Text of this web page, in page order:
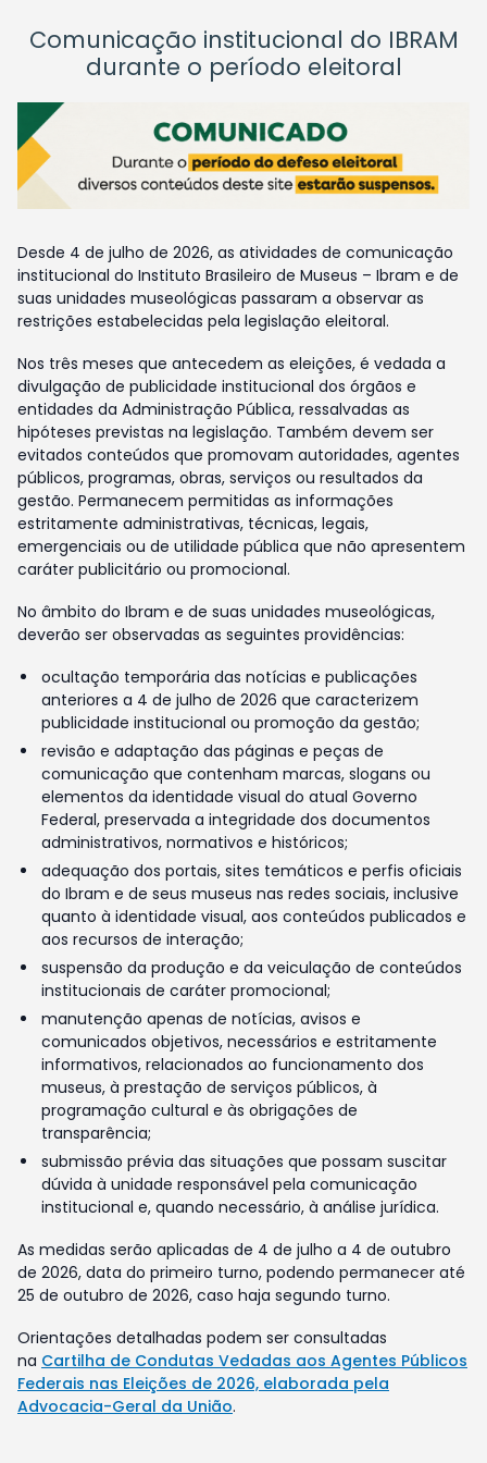
Comunicação institucional do IBRAM
durante o período eleitoral
Desde 4 de julho de 2026, as atividades de comunicação
institucional do Instituto Brasileiro de Museus – Ibram e de
suas unidades museológicas passaram a observar as
restrições estabelecidas pela legislação eleitoral.
Nos três meses que antecedem as eleições, é vedada a
divulgação de publicidade institucional dos órgãos e
entidades da Administração Pública, ressalvadas as
hipóteses previstas na legislação. Também devem ser
evitados conteúdos que promovam autoridades, agentes
públicos, programas, obras, serviços ou resultados da
gestão. Permanecem permitidas as informações
estritamente administrativas, técnicas, legais,
emergenciais ou de utilidade pública que não apresentem
caráter publicitário ou promocional.
No âmbito do Ibram e de suas unidades museológicas,
deverão ser observadas as seguintes providências:
ocultação temporária das notícias e publicações
anteriores a 4 de julho de 2026 que caracterizem
publicidade institucional ou promoção da gestão;
revisão e adaptação das páginas e peças de
comunicação que contenham marcas, slogans ou
elementos da identidade visual do atual Governo
Federal, preservada a integridade dos documentos
administrativos, normativos e históricos;
adequação dos portais, sites temáticos e perfis oficiais
do Ibram e de seus museus nas redes sociais, inclusive
quanto à identidade visual, aos conteúdos publicados e
aos recursos de interação;
suspensão da produção e da veiculação de conteúdos
institucionais de caráter promocional;
manutenção apenas de notícias, avisos e
comunicados objetivos, necessários e estritamente
informativos, relacionados ao funcionamento dos
museus, à prestação de serviços públicos, à
programação cultural e às obrigações de
transparência;
submissão prévia das situações que possam suscitar
dúvida à unidade responsável pela comunicação
institucional e, quando necessário, à análise jurídica.
As medidas serão aplicadas de 4 de julho a 4 de outubro
de 2026, data do primeiro turno, podendo permanecer até
25 de outubro de 2026, caso haja segundo turno.
Orientações detalhadas podem ser consultadas
na Cartilha de Condutas Vedadas aos Agentes Públicos
Federais nas Eleições de 2026, elaborada pela
Advocacia-Geral da União.